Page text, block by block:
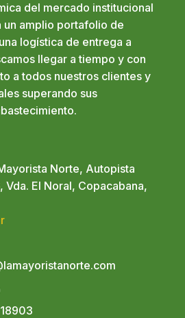
del mercado institucional
un amplio portafolio de
logística de entrega a
llegar a tiempo y con
a todos nuestros clientes y
superando sus
Norte, Autopista
Vda. El Noral, Copacabana,